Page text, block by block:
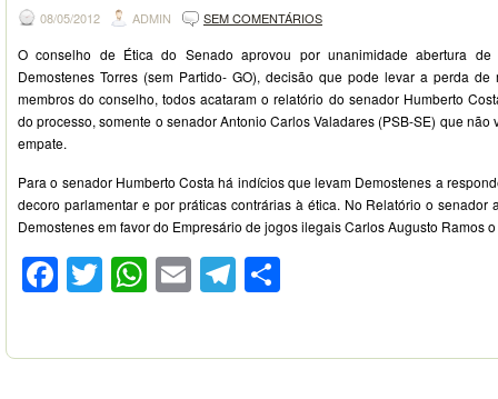
08/05/2012 ADMIN SEM COMENTÁRIOS
O conselho de Ética do Senado aprovou por unanimidade abertura de
Demostenes Torres (sem Partido- GO), decisão que pode levar a perda
membros do conselho, todos acataram o relatório do senador Humberto
do processo, somente o senador Antonio Carlos Valadares (PSB-SE) que não
empate.
Para o senador Humberto Costa há indícios que levam Demostenes a
decoro parlamentar e por práticas contrárias à ética. No Relatório o senador
Demostenes em favor do Empresário de jogos ilegais Carlos Augusto Ramos
Facebook
Twitter
WhatsApp
EmailTelegram